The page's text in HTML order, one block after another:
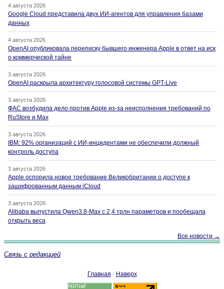
4 августа 2026
Google Cloud представила двух ИИ-агентов для управления базами
данных
4 августа 2026
OpenAI опубликовала переписку бывшего инженера Apple в ответ на иск
о коммерческой тайне
3 августа 2026
OpenAI раскрыла архитектуру голосовой системы GPT-Live
3 августа 2026
ФАС возбудила дело против Apple из-за неисполнения требований по
RuStore и Max
3 августа 2026
IBM: 92% организаций с ИИ-инцидентами не обеспечили должный
контроль доступа
3 августа 2026
Apple оспорила новое требование Великобритании о доступе к
зашифрованным данным iCloud
3 августа 2026
Alibaba выпустила Qwen3.8-Max с 2,4 трлн параметров и пообещала
открыть веса
Все новости →
Связь с редакцией
Главная · Наверх